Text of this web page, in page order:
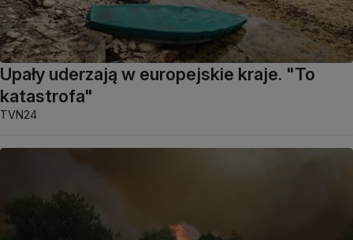
Upały uderzają w europejskie kraje. "To
katastrofa"
TVN24